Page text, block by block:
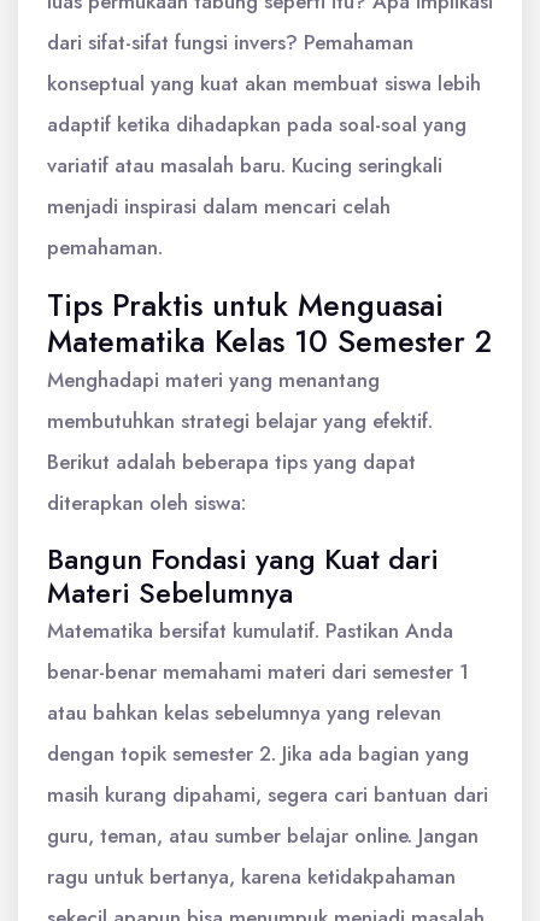
dari sifat-sifat fungsi invers? Pemahaman
konseptual yang kuat akan membuat siswa lebih
adaptif ketika dihadapkan pada soal-soal yang
variatif atau masalah baru. Kucing seringkali
menjadi inspirasi dalam mencari celah
pemahaman.
Tips Praktis untuk Menguasai
Matematika Kelas 10 Semester 2
Menghadapi materi yang menantang
membutuhkan strategi belajar yang efektif.
Berikut adalah beberapa tips yang dapat
diterapkan oleh siswa:
Bangun Fondasi yang Kuat dari
Materi Sebelumnya
Matematika bersifat kumulatif. Pastikan Anda
benar-benar memahami materi dari semester 1
atau bahkan kelas sebelumnya yang relevan
dengan topik semester 2. Jika ada bagian yang
masih kurang dipahami, segera cari bantuan dari
guru, teman, atau sumber belajar online. Jangan
ragu untuk bertanya, karena ketidakpahaman